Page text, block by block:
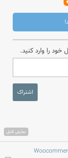
خود را وارد کنید.
اشتراک
نمایش کامل